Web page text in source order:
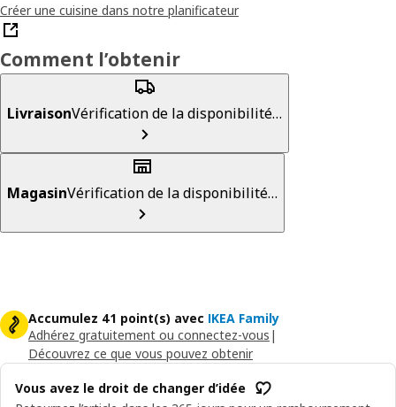
Créer une cuisine dans notre planificateur
Comment l’obtenir
LivraisonVérification de la disponibilité…
MagasinVérification de la disponibilité…
Accumulez 41 point(s) avec IKEA Family
Adhérez gratuitement ou connectez-vous |
Découvrez ce que vous pouvez obtenir
Vous avez le droit de changer d’idée